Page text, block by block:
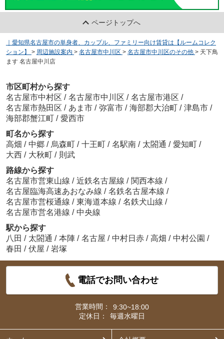
ページトップへ
｜愛知県名古屋市の単身者、カップル、ファミリー向け賃貸は【ルームコレク
ション】
> 周辺施設案内 > 名古屋市中川区 > 名古屋市中川区のその他 > 天下鳥
ます 名古屋中川店
市区町村から探す
名古屋市中村区 / 名古屋市中川区 / 名古屋市港区 /
名古屋市熱田区 / あま市 / 弥富市 / 海部郡大治町 / 津島市 /
海部郡蟹江町 / 愛西市
町名から探す
高畑 / 中郷 / 烏森町 / 十王町 / 名駅南 / 太閤通 / 愛知町 /
大西 / 大秋町 / 則武
路線から探す
名古屋市営東山線 / 近鉄名古屋線 / 関西本線 /
名古屋臨海高速あおなみ線 / 名鉄名古屋本線 /
名古屋市営桜通線 / 東海道本線 / 名鉄犬山線 /
名古屋市営名港線 / 中央線
駅から探す
八田 / 太閤通 / 本陣 / 名古屋 / 中村日赤 / 高畑 / 中村公園 /
春田 / 伏屋 / 岩塚
電話でお問い合わせ
営業時間：
9:30~18:00
定休日：
毎週水曜日